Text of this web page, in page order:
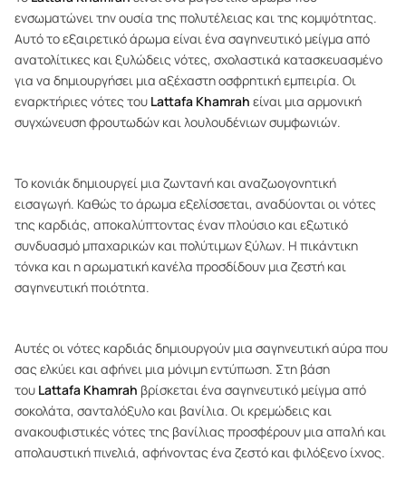
ενσωματώνει την ουσία της πολυτέλειας και της κομψότητας.
Αυτό το εξαιρετικό άρωμα είναι ένα σαγηνευτικό μείγμα από
ανατολίτικες και ξυλώδεις νότες, σχολαστικά κατασκευασμένο
για να δημιουργήσει μια αξέχαστη οσφρητική εμπειρία. Οι
εναρκτήριες νότες του Lattafa Khamrah είναι μια αρμονική
συγχώνευση φρουτωδών και λουλουδένιων συμφωνιών.
Το κονιάκ δημιουργεί μια ζωντανή και αναζωογονητική
εισαγωγή. Καθώς το άρωμα εξελίσσεται, αναδύονται οι νότες
της καρδιάς, αποκαλύπτοντας έναν πλούσιο και εξωτικό
συνδυασμό μπαχαρικών και πολύτιμων ξύλων. Η πικάντικη
τόνκα και η αρωματική κανέλα προσδίδουν μια ζεστή και
σαγηνευτική ποιότητα.
Αυτές οι νότες καρδιάς δημιουργούν μια σαγηνευτική αύρα που
σας ελκύει και αφήνει μια μόνιμη εντύπωση. Στη βάση
του Lattafa Khamrah βρίσκεται ένα σαγηνευτικό μείγμα από
σοκολάτα, σανταλόξυλο και βανίλια. Οι κρεμώδεις και
ανακουφιστικές νότες της βανίλιας προσφέρουν μια απαλή και
απολαυστική πινελιά, αφήνοντας ένα ζεστό και φιλόξενο ίχνος.